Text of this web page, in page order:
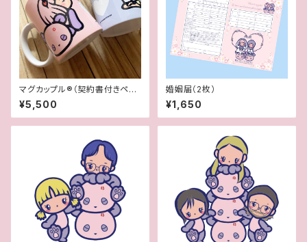
マグカップル®︎（契約書付きペア
マグカップ）
¥5,500
婚姻届（2枚）
¥1,650